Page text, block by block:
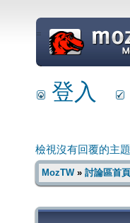
=
登入
檢視沒有回覆的主題
MozTW» 討論區首頁